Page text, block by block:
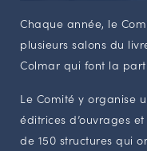
Chaque année, le
plusieurs salons du
Colmar qui font la
Le Comité y organise
éditrices d’ouvrages
de 150 structures qui